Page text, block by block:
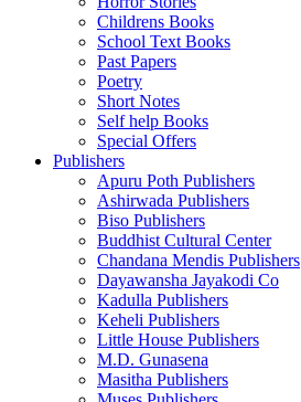
Childrens Books
School Text Books
Past Papers
Poetry
Short Notes
Self help Books
Special Offers
Publishers
Apuru Poth Publishers
Ashirwada Publishers
Biso Publishers
Buddhist Cultural Center
Chandana Mendis Publishers
Dayawansha Jayakodi Co
Kadulla Publishers
Keheli Publishers
Little House Publishers
M.D. Gunasena
Masitha Publishers